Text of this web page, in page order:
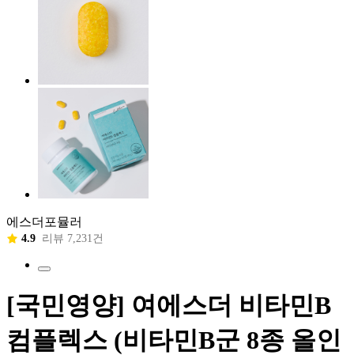
에스더포뮬러
4.9 리뷰 7,231건
[국민영양] 여에스더 비타민B
컴플렉스 (비타민B군 8종 올인